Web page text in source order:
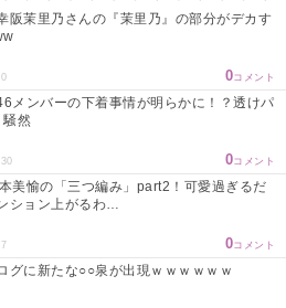
阪茉里乃さんの『茉里乃』の部分がデカす
0コメント
メンバーの下着事情が明らかに！？透けパ
騒然
0コメント
美愉の「三つ編み」part2！可愛過ぎるだ
ション上がるわ…
0コメント
グに新たな○○泉が出現ｗｗｗｗｗｗ